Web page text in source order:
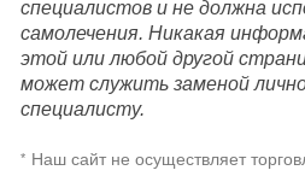
специалистов и не должна
самолечения. Никакая
этой или любой другой
может служить заменой
специалисту.
* Наш сайт не осуществляет